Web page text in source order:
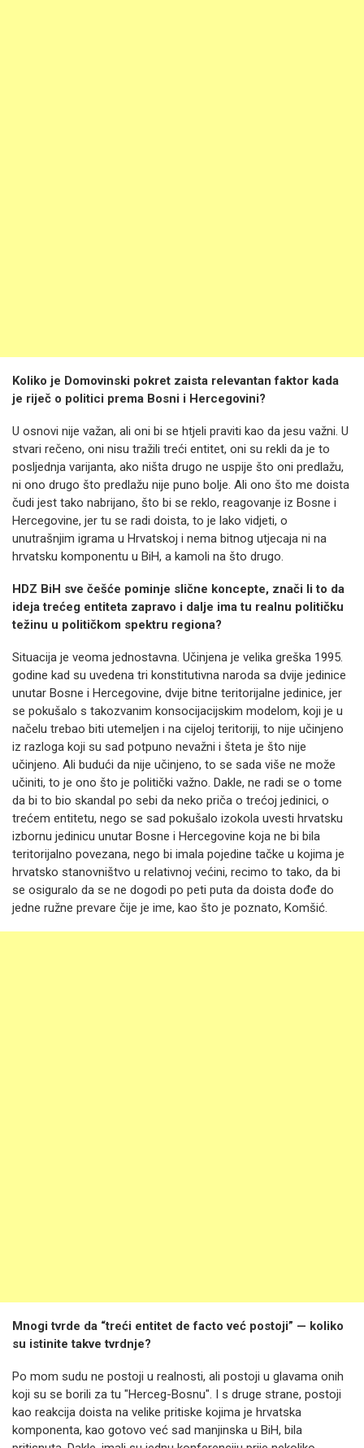
Koliko je Domovinski pokret zaista relevantan faktor kada
je riječ o politici prema Bosni i Hercegovini?
U osnovi nije važan, ali oni bi se htjeli praviti kao da jesu važni. U
stvari rečeno, oni nisu tražili treći entitet, oni su rekli da je to
posljednja varijanta, ako ništa drugo ne uspije što oni predlažu,
ni ono drugo što predlažu nije puno bolje. Ali ono što me doista
čudi jest tako nabrijano, što bi se reklo, reagovanje iz Bosne i
Hercegovine, jer tu se radi doista, to je lako vidjeti, o
unutrašnjim igrama u Hrvatskoj i nema bitnog utjecaja ni na
hrvatsku komponentu u BiH, a kamoli na što drugo.
HDZ BiH sve češće pominje slične koncepte, znači li to da
ideja trećeg entiteta zapravo i dalje ima tu realnu političku
težinu u političkom spektru regiona?
Situacija je veoma jednostavna. Učinjena je velika greška 1995.
godine kad su uvedena tri konstitutivna naroda sa dvije jedinice
unutar Bosne i Hercegovine, dvije bitne teritorijalne jedinice, jer
se pokušalo s takozvanim konsocijacijskim modelom, koji je u
načelu trebao biti utemeljen i na cijeloj teritoriji, to nije učinjeno
iz razloga koji su sad potpuno nevažni i šteta je što nije
učinjeno. Ali budući da nije učinjeno, to se sada više ne može
učiniti, to je ono što je politički važno. Dakle, ne radi se o tome
da bi to bio skandal po sebi da neko priča o trećoj jedinici, o
trećem entitetu, nego se sad pokušalo izokola uvesti hrvatsku
izbornu jedinicu unutar Bosne i Hercegovine koja ne bi bila
teritorijalno povezana, nego bi imala pojedine tačke u kojima je
hrvatsko stanovništvo u relativnoj većini, recimo to tako, da bi
se osiguralo da se ne dogodi po peti puta da doista dođe do
jedne ružne prevare čije je ime, kao što je poznato, Komšić.
Mnogi tvrde da “treći entitet de facto već postoji” — koliko
su istinite takve tvrdnje?
Po mom sudu ne postoji u realnosti, ali postoji u glavama onih
koji su se borili za tu "Herceg-Bosnu". I s druge strane, postoji
kao reakcija doista na velike pritiske kojima je hrvatska
komponenta, kao gotovo već sad manjinska u BiH, bila